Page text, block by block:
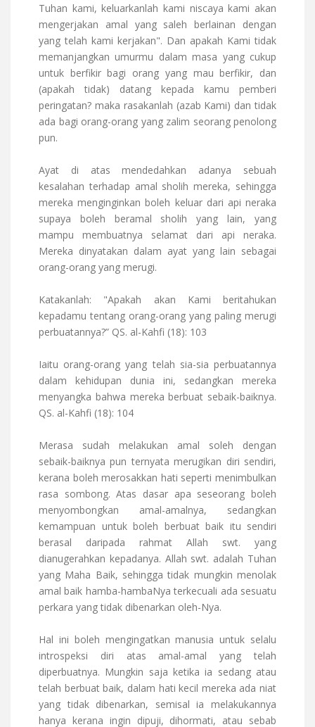
Tuhan kami, keluarkanlah kami niscaya kami akan
mengerjakan amal yang saleh berlainan dengan
yang telah kami kerjakan". Dan apakah Kami tidak
memanjangkan umurmu dalam masa yang cukup
untuk berfikir bagi orang yang mau berfikir, dan
(apakah tidak) datang kepada kamu pemberi
peringatan? maka rasakanlah (azab Kami) dan tidak
ada bagi orang-orang yang zalim seorang penolong
pun.
Ayat di atas mendedahkan adanya sebuah
kesalahan terhadap amal sholih mereka, sehingga
mereka menginginkan boleh keluar dari api neraka
supaya boleh beramal sholih yang lain, yang
mampu membuatnya selamat dari api neraka.
Mereka dinyatakan dalam ayat yang lain sebagai
orang-orang yang merugi.
Katakanlah: "Apakah akan Kami beritahukan
kepadamu tentang orang-orang yang paling merugi
perbuatannya?” QS. al-Kahfi (18): 103
Iaitu orang-orang yang telah sia-sia perbuatannya
dalam kehidupan dunia ini, sedangkan mereka
menyangka bahwa mereka berbuat sebaik-baiknya.
QS. al-Kahfi (18): 104
Merasa sudah melakukan amal soleh dengan
sebaik-baiknya pun ternyata merugikan diri sendiri,
kerana boleh merosakkan hati seperti menimbulkan
rasa sombong. Atas dasar apa seseorang boleh
menyombongkan amal-amalnya, sedangkan
kemampuan untuk boleh berbuat baik itu sendiri
berasal daripada rahmat Allah swt. yang
dianugerahkan kepadanya. Allah swt. adalah Tuhan
yang Maha Baik, sehingga tidak mungkin menolak
amal baik hamba-hambaNya terkecuali ada sesuatu
perkara yang tidak dibenarkan oleh-Nya.
Hal ini boleh mengingatkan manusia untuk selalu
introspeksi diri atas amal-amal yang telah
diperbuatnya. Mungkin saja ketika ia sedang atau
telah berbuat baik, dalam hati kecil mereka ada niat
yang tidak dibenarkan, semisal ia melakukannya
hanya kerana ingin dipuji, dihormati, atau sebab